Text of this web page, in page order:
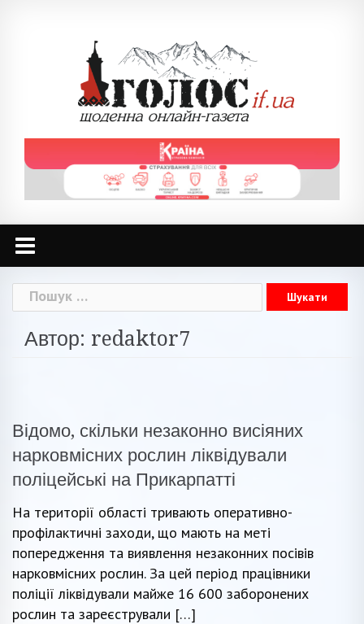
Пошук:
Автор: redaktor7
Відомо, скільки незаконно висіяних
нарковмісних рослин ліквідували
поліцейські на Прикарпатті
На території області тривають оперативно-
профілактичні заходи, що мають на меті
попередження та виявлення незаконних посівів
нарковмісних рослин. За цей період працівники
поліції ліквідували майже 16 600 заборонених
рослин та зареєстрували […]